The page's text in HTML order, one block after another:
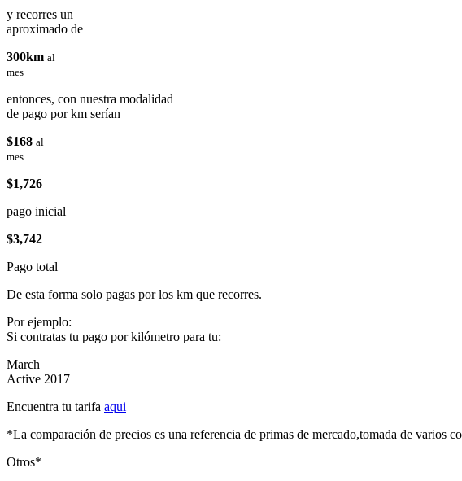
y recorres un
aproximado de
300km al
mes
entonces, con nuestra modalidad
de pago por km serían
$168 al
mes
$1,726
pago inicial
$3,742
Pago total
De esta forma solo pagas por los km que recorres.
Por ejemplo:
Si contratas tu pago por kilómetro para tu:
March
Active 2017
Encuentra tu tarifa aqui
*La comparación de precios es una referencia de primas de mercado,tomada de varios
Otros*